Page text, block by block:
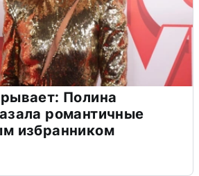
Полина
романтичные
избранником